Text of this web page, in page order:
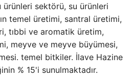
ürünleri sektörü, su ürünleri
temel üretimi, santral üretimi,
tıbbi ve aromatik üretim,
meyve ve meyve büyümesi,
temel bitkiler. İlave Hazine
% 15'i sunulmaktadır.